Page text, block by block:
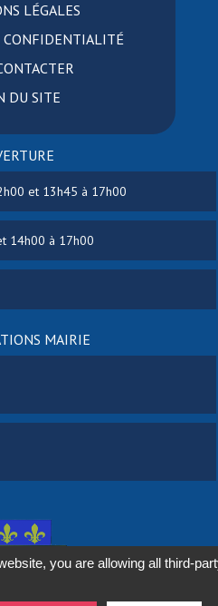
LÉGALES
DU SITE
et 13h45 à 17h00
14h00 à 17h00
MAIRIE
you are allowing all third-